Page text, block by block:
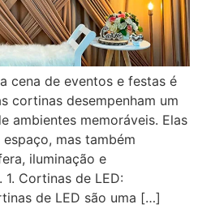
cena de eventos e festas é
cortinas desempenham um
ambientes memoráveis. Elas
mas também
iluminação e
Cortinas de LED:
de LED são uma […]